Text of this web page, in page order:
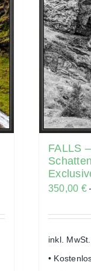
FALLS
350,00 €
inkl. MwSt.
•